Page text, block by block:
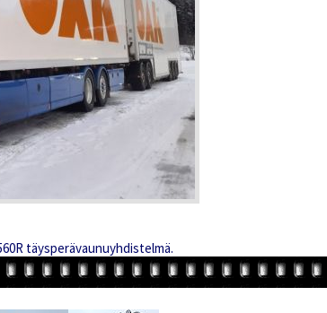
täysperävaunuyhdistelmä.